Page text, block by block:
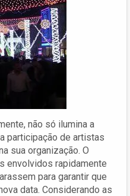
não só ilumina a
participação de artistas
sua organização. O
envolvidos rapidamente
para garantir que
data. Considerando as